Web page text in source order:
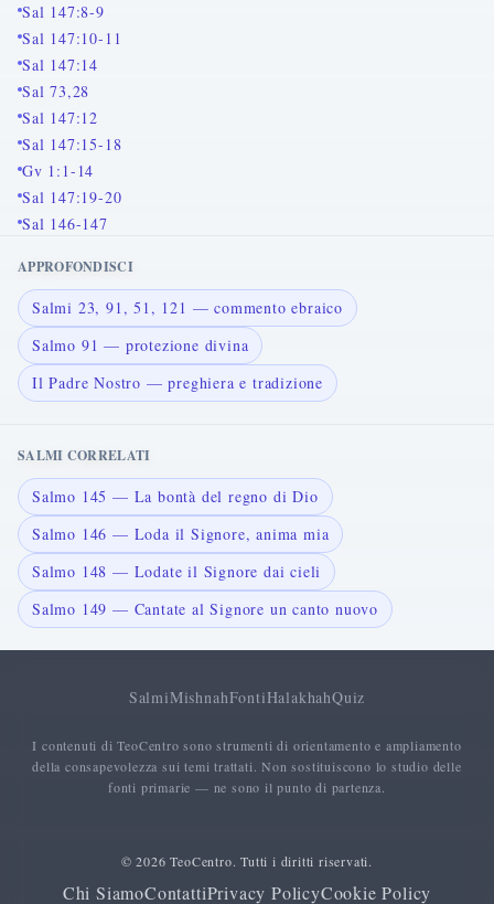
Sal 147:8-9
Sal 147:10-11
Sal 147:14
Sal 73,28
Sal 147:12
Sal 147:15-18
Gv 1:1-14
Sal 147:19-20
Sal 146-147
APPROFONDISCI
Salmi 23, 91, 51, 121 — commento ebraico
Salmo 91 — protezione divina
Il Padre Nostro — preghiera e tradizione
SALMI CORRELATI
Salmo 145 — La bontà del regno di Dio
Salmo 146 — Loda il Signore, anima mia
Salmo 148 — Lodate il Signore dai cieli
Salmo 149 — Cantate al Signore un canto nuovo
SalmiMishnahFontiHalakhahQuiz
I contenuti di TeoCentro sono strumenti di orientamento e ampliamento
della consapevolezza sui temi trattati. Non sostituiscono lo studio delle
fonti primarie — ne sono il punto di partenza.
© 2026 TeoCentro. Tutti i diritti riservati.
Chi SiamoContattiPrivacy PolicyCookie Policy